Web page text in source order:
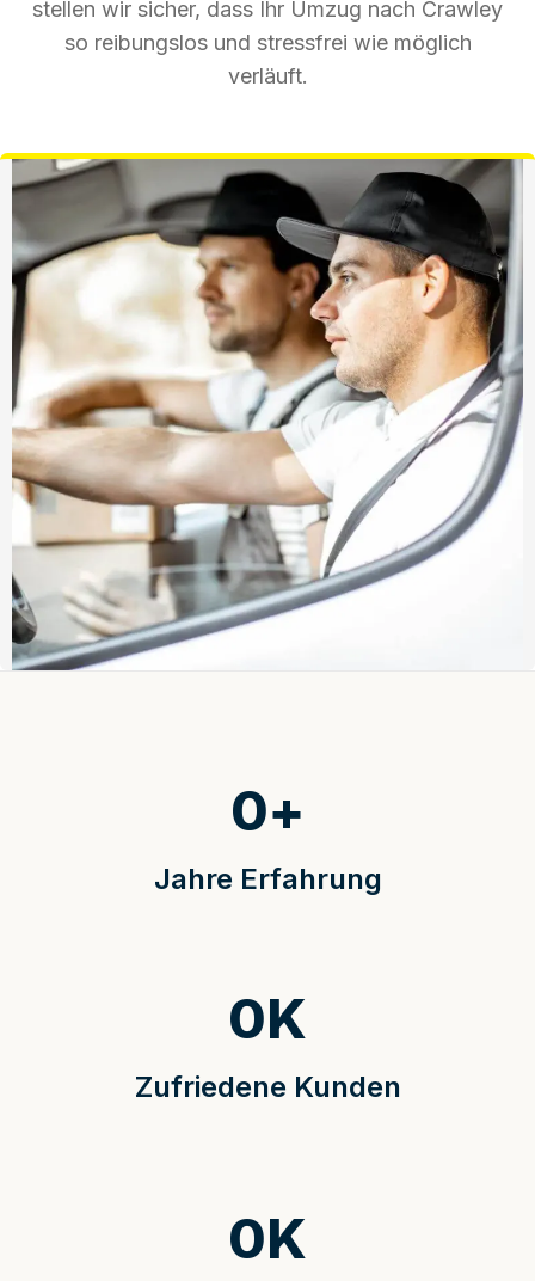
stellen wir sicher, dass Ihr Umzug nach Crawley
so reibungslos und stressfrei wie möglich
verläuft.
Jahre Erfahrung
0+
Zufriedene Kunden
0K
0K